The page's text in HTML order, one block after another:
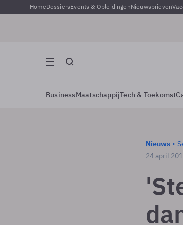
HomeDossiersEvents & OpleidingenNieuwsbrieven
BusinessMaatschappijTech & Toekomst
Nieuws
24 april